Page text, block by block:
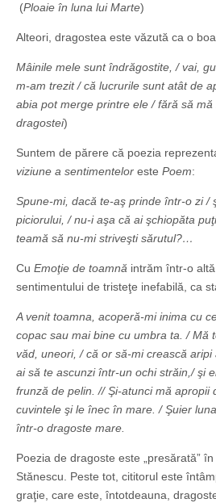
(Ploaie în luna lui Marte)
Alteori, dragostea este văzută ca o
Mâinile mele sunt îndrăgostite, / vai,
m-am trezit / că lucrurile sunt atât de
abia pot merge printre ele / fără să mă
dragostei)
Suntem de părere că poezia
viziune a sentimentelor este Poem:
Spune-mi, dacă te-aş prinde într-o zi /
piciorului, / nu-i aşa că ai şchiopăta
teamă să nu-mi striveşti sărutul?…
Cu Emoţie de toamnă intrăm într-o
sentimentului de tristeţe inefabilă, ca
A venit toamna, acoperă-mi inima cu
copac sau mai bine cu umbra ta. / Mă
văd, uneori, / că or să-mi crească
ai să te ascunzi într-un ochi străin,/ şi
frunză de pelin. // Şi-atunci mă apropii
cuvintele şi le înec în mare. / Şuier
într-o dragoste mare.
Poezia de dragoste este „presărată”
Stănescu. Peste tot, cititorul este
graţie, care este, întotdeauna,